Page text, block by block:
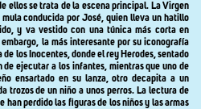
ellos se trata de la escena principal. La Virgen
conducida por José, quien lleva un hatillo
y va vestido con una túnica más corta en
la más interesante por su iconografía
de los Inocentes, donde el rey Herodes, sentado
ejecutar a los infantes, mientras que uno de
ensartado en su lanza, otro decapita a un
trozos de un niño a unos perros. La lectura de
han perdido las figuras de los niños y las armas